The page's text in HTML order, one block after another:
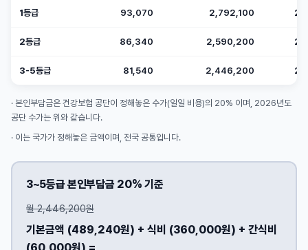
1등급 93,070 2,792,100
2등급 86,340 2,590,200
3-5등급 81,540 2,446,200
· 본인부담금은 건강보험 공단이 정해놓은 수가(일일 비용)의 20% 이며, 2026년도
공단 수가는 위와 같습니다.
· 이는 국가가 정해놓은 금액이며, 전국 공통입니다.
3~5등급 본인부담금 20% 기준
월 2,446,200원
기본금액 (489,240원) + 식비 (360,000원) + 간식비